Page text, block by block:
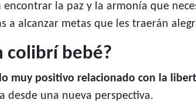
la paz y la armonía que
a alcanzar metas que les traerán
colibrí bebé?
muy positivo relacionado con la
desde una nueva perspectiva.